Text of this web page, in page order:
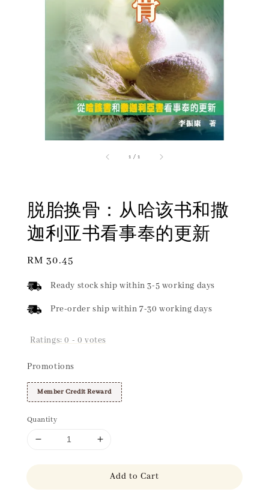
1 /1
脱胎换骨：从哈该书和撒
迦利亚书看事奉的更新
Regular
RM 30.45
Ready stock ship within 3-5 working days
Pre-order ship within 7-30 working days
Ratings:0 - 0 votes
Promotions
Member Credit Reward
Quantity
Add to Cart